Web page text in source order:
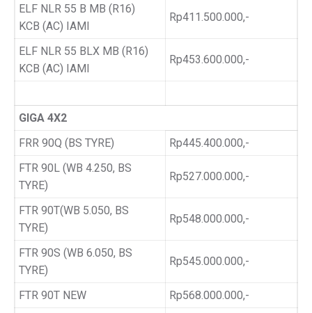
ELF NLR 55 B MB (R16)
KCB (AC) IAMI
Rp411.500.000,-
ELF NLR 55 BLX MB (R16)
KCB (AC) IAMI
Rp453.600.000,-
GIGA 4X2
FRR 90Q (BS TYRE)
Rp445.400.000,-
FTR 90L (WB 4.250, BS
TYRE)
Rp527.000.000,-
FTR 90T(WB 5.050, BS
TYRE)
Rp548.000.000,-
FTR 90S (WB 6.050, BS
TYRE)
Rp545.000.000,-
FTR 90T NEW
Rp568.000.000,-